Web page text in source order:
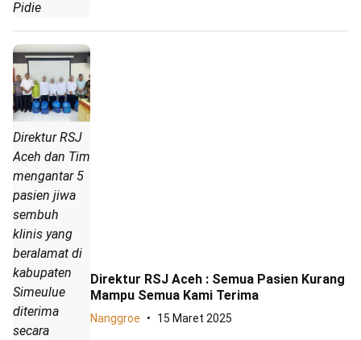
Pidie
Direktur RSJ
Aceh dan Tim
mengantar 5
pasien jiwa
sembuh
klinis yang
beralamat di
kabupaten
Simeulue
diterima
secara
Direktur RSJ Aceh : Semua Pasien Kurang
Mampu Semua Kami Terima
Nanggroe 15 Maret 2025